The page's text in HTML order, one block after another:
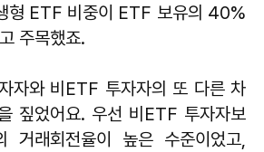
형 ETF 비중이 ETF 보유의 40%
주목했죠.
자와 비ETF 투자자의 또 다른 차
짚었어요. 우선 비ETF 투자자보
거래회전율이 높은 수준이었고,